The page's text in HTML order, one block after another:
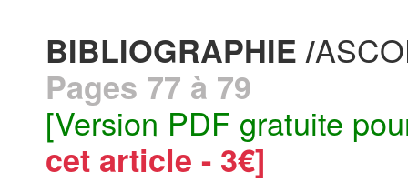
BIBLIOGRAPHIE /
Pages 77 à 79
[Version PDF gratuite
cet article - 3€]